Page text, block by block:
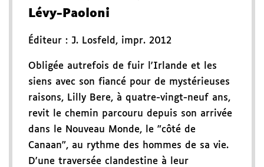
Lévy-Paoloni
Éditeur : J. Losfeld , impr. 2012
Obligée autrefois de fuir l'Irlande et les
siens avec son fiancé pour de mystérieuses
raisons, Lilly Bere, à quatre-vingt-neuf ans,
revit le chemin parcouru depuis son arrivée
dans le Nouveau Monde, le "côté de
Canaan", au rythme des hommes de sa vie.
D'une traversée clandestine à leur